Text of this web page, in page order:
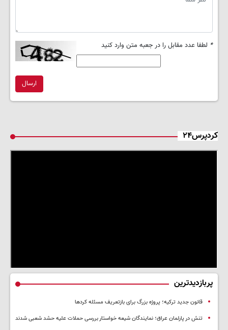
* لطفا عدد مقابل را در جعبه متن وارد کنید
ارسال
کردپرس۲۴
پربازدیدترین
قانون جدید ترکیه؛ پروژه بزرگ‌ برای بازتعریف مسئله کردها
تنش در پارلمان عراق؛ نمایندگان شیعه خواستار بررسی حملات علیه حشد شعبی شدند